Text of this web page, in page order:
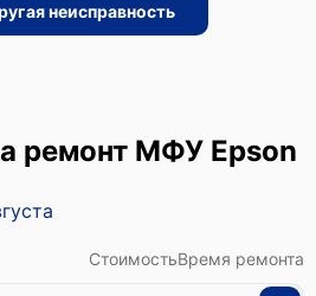
неисправность
ремонт МФУ Epson
СтоимостьВремя ремонта